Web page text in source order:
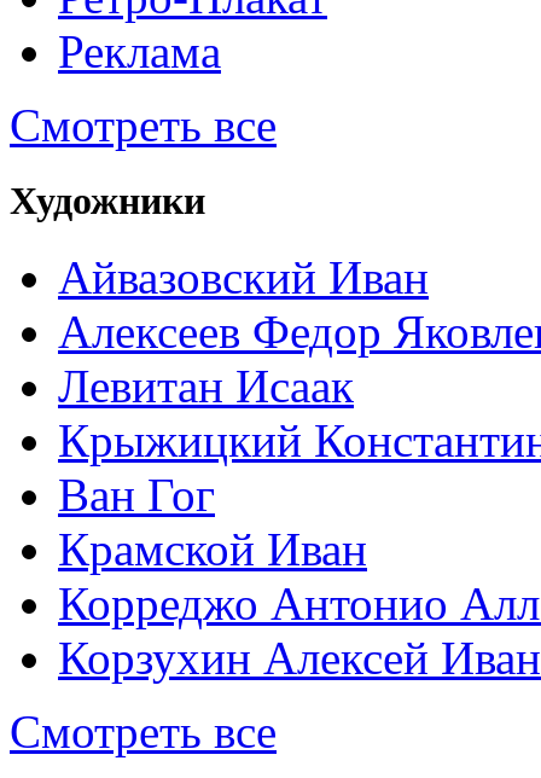
Реклама
Смотреть все
Художники
Айвазовский Иван
Алексеев Федор
Левитан Исаак
Крыжицкий
Ван Гог
Крамской Иван
Корреджо Антонио
Корзухин Алексей
Смотреть все